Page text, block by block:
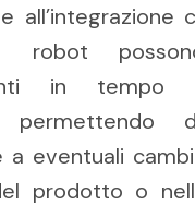
all’integrazione
robot
in tempo
permettendo
a eventuali
prodotto o